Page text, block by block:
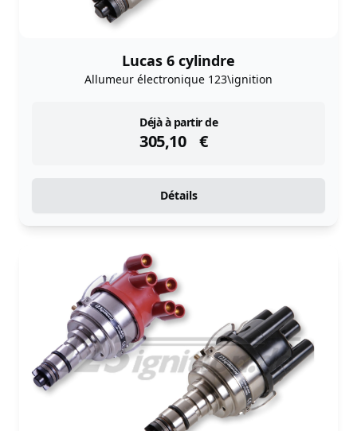
Lucas 6 cylindre
Allumeur électronique 123\ignition
Déjà à partir de
305,10 €
instock
Détails